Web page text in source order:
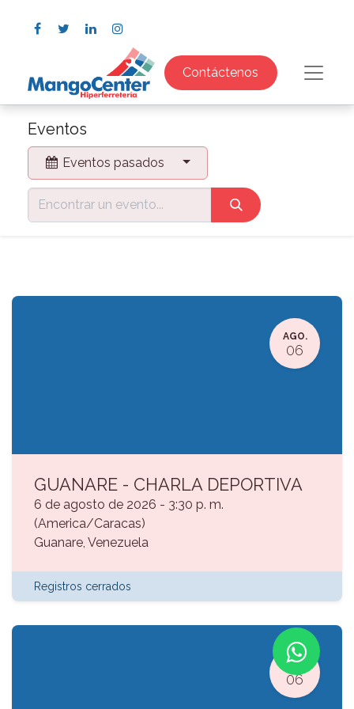
Contáctenos
Eventos
Eventos pasados
AGO.
06
GUANARE - CHARLA DEPORTIVA
6 de agosto de 2026 - 3:30 p. m.
(America/Caracas)
Guanare, Venezuela
Registros cerrados
AGO.
06